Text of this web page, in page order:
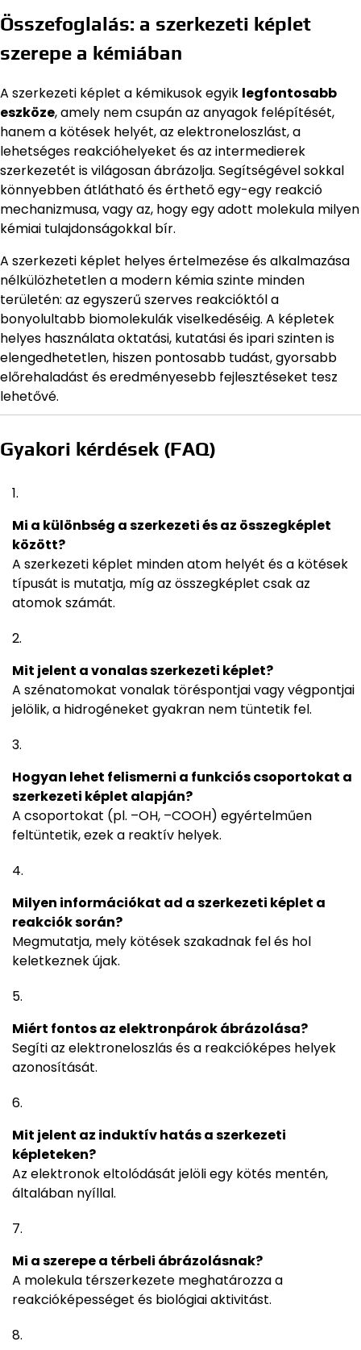
Összefoglalás: a szerkezeti képlet
szerepe a kémiában
A szerkezeti képlet a kémikusok egyik legfontosabb
eszköze, amely nem csupán az anyagok felépítését,
hanem a kötések helyét, az elektroneloszlást, a
lehetséges reakcióhelyeket és az intermedierek
szerkezetét is világosan ábrázolja. Segítségével sokkal
könnyebben átlátható és érthető egy-egy reakció
mechanizmusa, vagy az, hogy egy adott molekula milyen
kémiai tulajdonságokkal bír.
A szerkezeti képlet helyes értelmezése és alkalmazása
nélkülözhetetlen a modern kémia szinte minden
területén: az egyszerű szerves reakcióktól a
bonyolultabb biomolekulák viselkedéséig. A képletek
helyes használata oktatási, kutatási és ipari szinten is
elengedhetetlen, hiszen pontosabb tudást, gyorsabb
előrehaladást és eredményesebb fejlesztéseket tesz
lehetővé.
Gyakori kérdések (FAQ)
Mi a különbség a szerkezeti és az összegképlet
között?
A szerkezeti képlet minden atom helyét és a kötések
típusát is mutatja, míg az összegképlet csak az
atomok számát.
Mit jelent a vonalas szerkezeti képlet?
A szénatomokat vonalak töréspontjai vagy végpontjai
jelölik, a hidrogéneket gyakran nem tüntetik fel.
Hogyan lehet felismerni a funkciós csoportokat a
szerkezeti képlet alapján?
A csoportokat (pl. –OH, –COOH) egyértelműen
feltüntetik, ezek a reaktív helyek.
Milyen információkat ad a szerkezeti képlet a
reakciók során?
Megmutatja, mely kötések szakadnak fel és hol
keletkeznek újak.
Miért fontos az elektronpárok ábrázolása?
Segíti az elektroneloszlás és a reakcióképes helyek
azonosítását.
Mit jelent az induktív hatás a szerkezeti
képleteken?
Az elektronok eltolódását jelöli egy kötés mentén,
általában nyíllal.
Mi a szerepe a térbeli ábrázolásnak?
A molekula térszerkezete meghatározza a
reakcióképességet és biológiai aktivitást.